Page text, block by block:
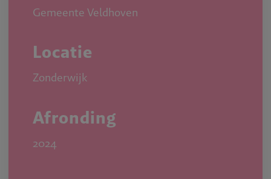
Gemeente Veldhoven
Locatie
Zonderwijk
Afronding
2024